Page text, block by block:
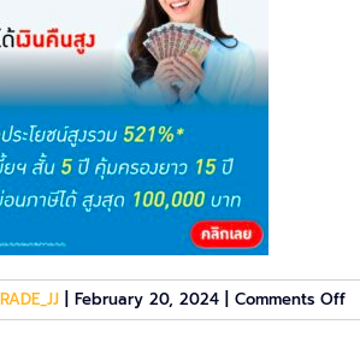
February 20, 2024 Comments Offon